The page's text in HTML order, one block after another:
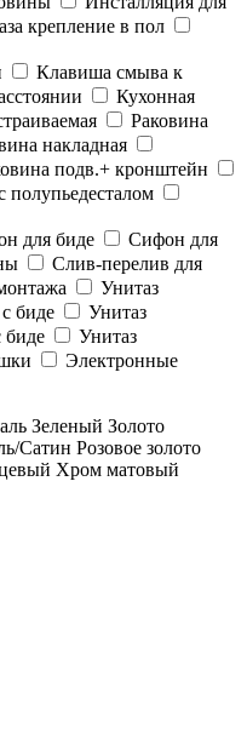
крепление в пол
Клавиша смыва к
Кухонная
Раковина
накладная
подв.+ кронштейн
полупьедесталом
для биде
Сифон для
Слив-перелив для
Унитаз
биде
Унитаз
биде
Унитаз
Электронные
Зеленый Золото
Сатин Розовое золото
Хром матовый